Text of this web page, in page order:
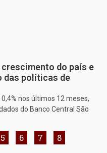
do país e
das políticas de
nos últimos 12 meses,
do Banco Central São
5 6 7 8